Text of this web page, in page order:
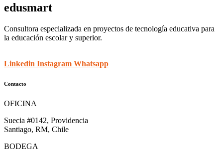
edusmart
Consultora especializada en proyectos de tecnología educativa para
la educación escolar y superior.
Linkedin Instagram Whatsapp
Contacto
OFICINA
Suecia #0142, Providencia
Santiago, RM, Chile
BODEGA